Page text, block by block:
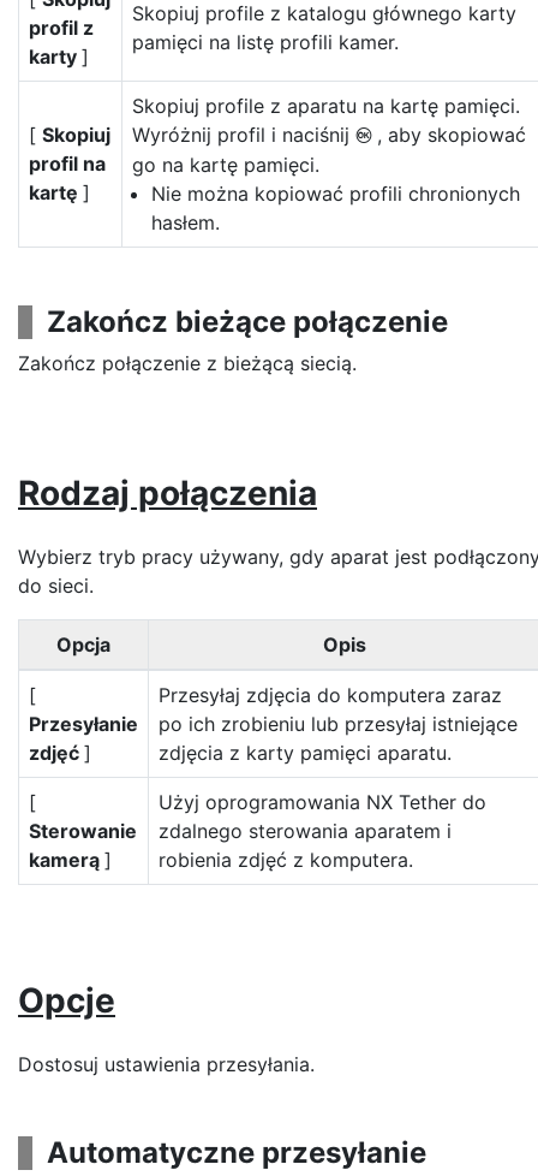
profil z
karty ]
Skopiuj profile z katalogu głównego karty
pamięci na listę profili kamer.
[ Skopiuj
profil na
kartę ]
Skopiuj profile z aparatu na kartę pamięci.
Wyróżnij profil i naciśnij J , aby skopiować
go na kartę pamięci.
Nie można kopiować profili chronionych
hasłem.
Zakończ bieżące połączenie
Zakończ połączenie z bieżącą siecią.
Rodzaj połączenia
Wybierz tryb pracy używany, gdy aparat jest
do sieci.
Opcja Opis
[
Przesyłanie
zdjęć ]
Przesyłaj zdjęcia do komputera zaraz
po ich zrobieniu lub przesyłaj istniejące
zdjęcia z karty pamięci aparatu.
[
Sterowanie
kamerą ]
Użyj oprogramowania NX Tether do
zdalnego sterowania aparatem i
robienia zdjęć z komputera.
Opcje
Dostosuj ustawienia przesyłania.
Automatyczne przesyłanie